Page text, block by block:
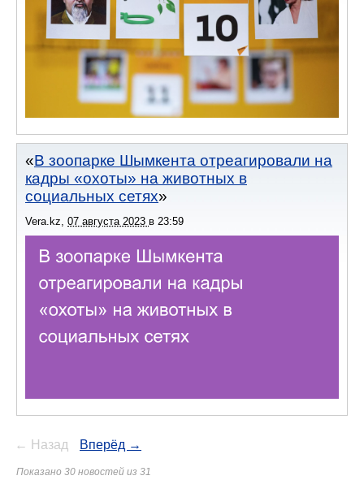
В зоопарке Шымкента отреагировали на
кадры «охоты» на животных в
социальных сетях
Vera.kz 07 августа 2023 в 23:59
← Назад Вперёд →
Показано 30 новостей из 31